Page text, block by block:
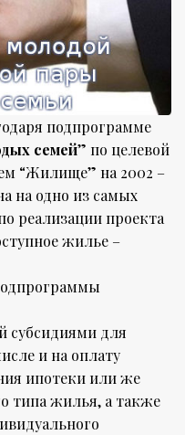
подпрограмме
семей” по целевой
“Жилище” на 2002 –
на одно из самых
реализации проекта
жилье –
субсидиями для
и на оплату
ипотеки или же
типа жилья, а также